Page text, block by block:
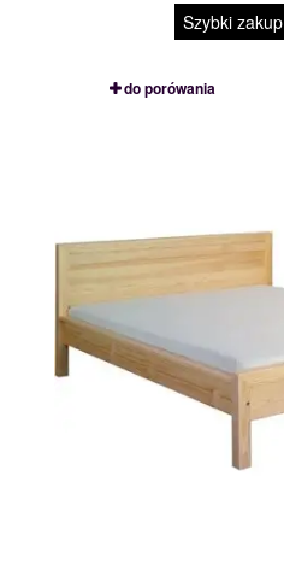
Szybki zakup
do porówania